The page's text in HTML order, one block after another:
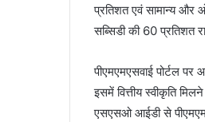
प्रतिशत एवं सामान्य और
सब्सिडी की 60 प्रतिशत
पीएमएमएसवाई पोर्टल
इसमें वित्तीय स्वीकृति
एसएसओ आईडी से